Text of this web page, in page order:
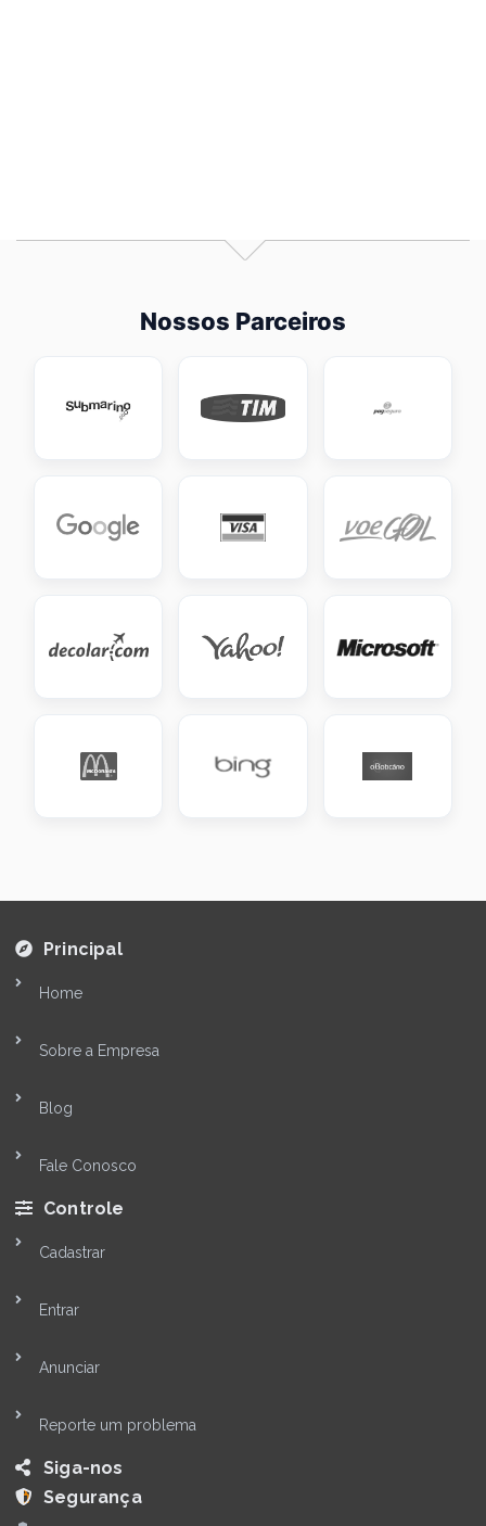
Nossos Parceiros
Principal
Home
Sobre a Empresa
Blog
Fale Conosco
Controle
Cadastrar
Entrar
Anunciar
Reporte um problema
Siga-nos
Segurança